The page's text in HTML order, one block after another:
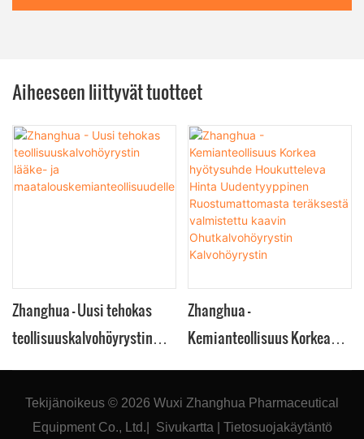
Aiheeseen liittyvät tuotteet
Zhanghua - Uusi tehokas
teollisuuskalvohöyrystin
lääke- ja
maatalouskemianteollisuud
Zhanghua -
Kemianteollisuus Korkea
hyötysuhde Houkutteleva
Hinta Uudentyyppinen
Ruostumattomasta
Tekijänoikeus © 2026 Wuxi Zhanghua Pharmaceutical
Equipment Co., Ltd.
Sivukartta Tietosuojakäytäntö